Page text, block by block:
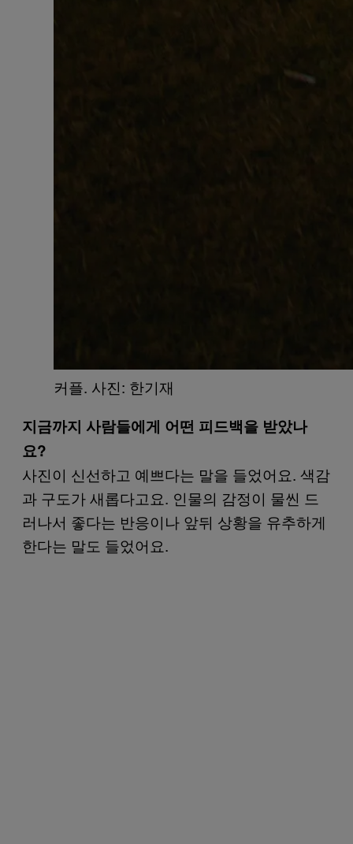
​커플. 사진: 한기재
지금까지 사람들에게 어떤 피드백을 받았나
요?
사진이 신선하고 예쁘다는 말을 들었어요. 색감
과 구도가 새롭다고요. 인물의 감정이 물씬 드
러나서 좋다는 반응이나 앞뒤 상황을 유추하게
한다는 말도 들었어요.